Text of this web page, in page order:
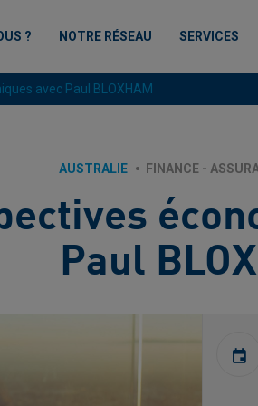
? NOTRE RÉSEAU SERVICES
avec Paul BLOXHAM
AUSTRALIE FINANCE -
Paul